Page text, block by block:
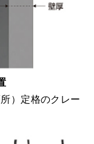
）定格のクレー